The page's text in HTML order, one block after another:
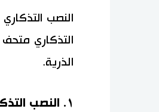
النصب
التذكاري
الذرية.
١. النصب التذكاري لضحايا القنبلة الذرية